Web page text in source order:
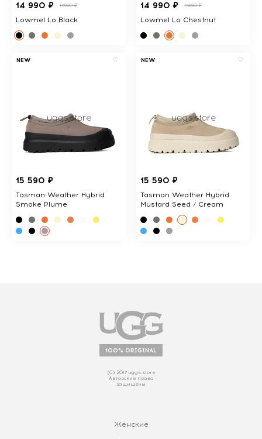
14 990 ₽ 15990 ₽
Lowmel Lo Black
14 990 ₽ 15990 ₽
Lowmel Lo Chestnut
NEW
15 590 ₽
Tasman Weather Hybrid
Smoke Plume
NEW
15 590 ₽
Tasman Weather Hybrid
Mustard Seed / Cream
100% ORIGINAL
(С) 2017 uggs.store
Авторские права
защищены
Женские